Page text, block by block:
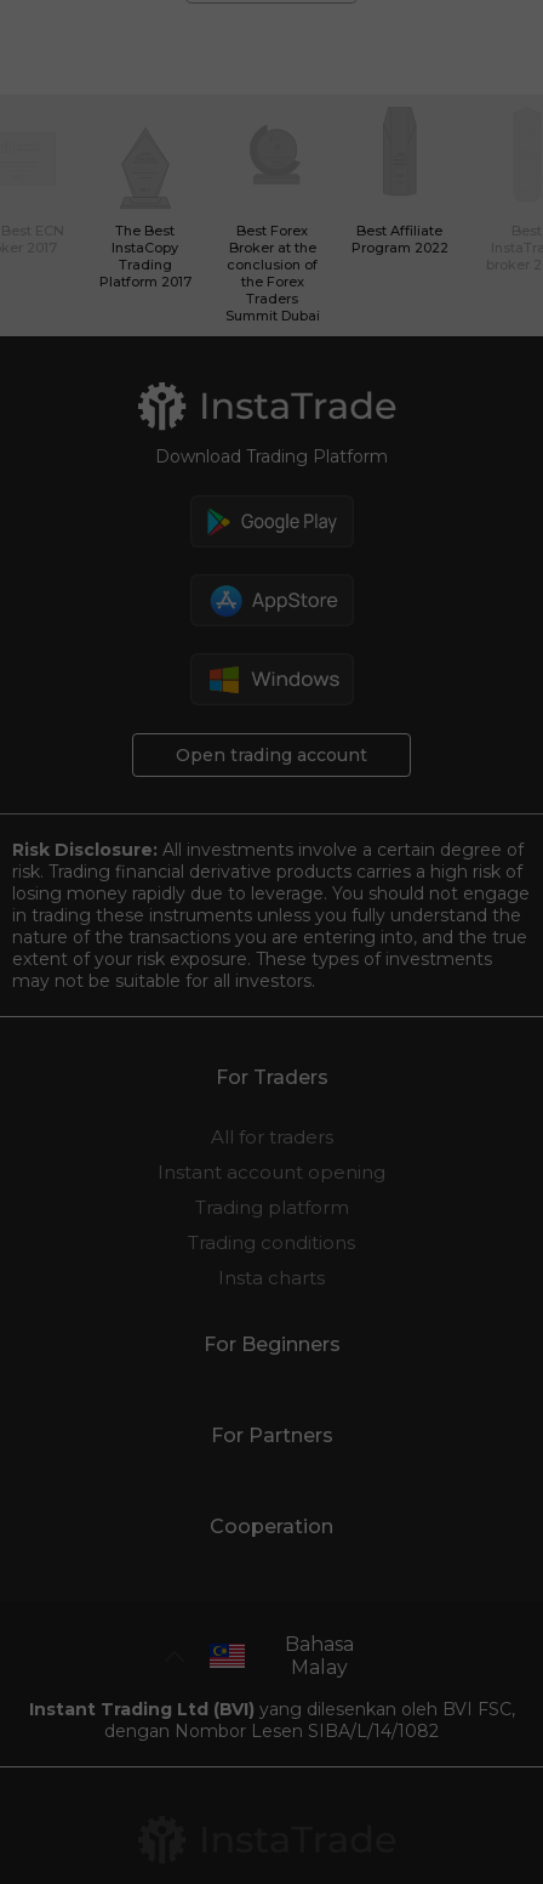
The Best
InstaCopy
Trading
Platform 2017
Best Forex
Broker at the
conclusion of
the Forex
Traders
Summit Dubai
Best Affiliate
Program 2022
Download Trading Platform
Open trading account
Risk Disclosure: All investments involve a certain degree of
risk. Trading financial derivative products carries a high risk of
losing money rapidly due to leverage. You should not engage
in trading these instruments unless you fully understand the
nature of the transactions you are entering into, and the true
extent of your risk exposure. These types of investments
may not be suitable for all investors.
For Traders
All for traders
Instant account opening
Trading platform
Trading conditions
Insta charts
For Beginners
For Partners
Cooperation
Bahasa
Malay
Instant Trading Ltd (BVI) yang dilesenkan oleh BVI FSC,
dengan Nombor Lesen SIBA/L/14/1082